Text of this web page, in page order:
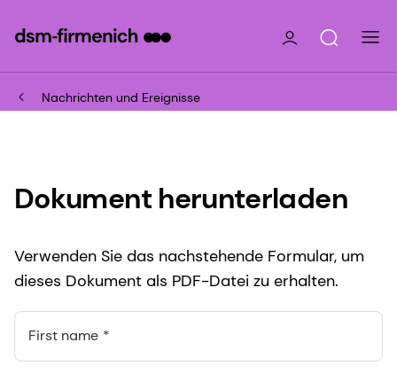
Nachrichten und Ereignisse
Dokument herunterladen
Verwenden Sie das nachstehende Formular, um
dieses Dokument als PDF-Datei zu erhalten.
First name